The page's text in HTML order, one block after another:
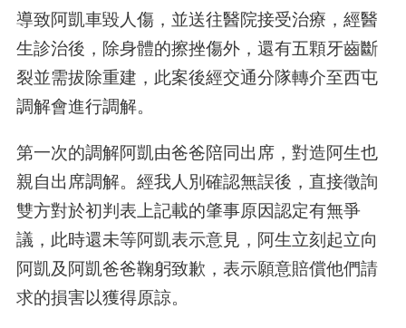
導致阿凱車毀人傷，並送往醫院接受治療，經醫
生診治後，除身體的擦挫傷外，還有五顆牙齒斷
裂並需拔除重建，此案後經交通分隊轉介至西屯
調解會進行調解。
第一次的調解阿凱由爸爸陪同出席，對造阿生也
親自出席調解。經我人別確認無誤後，直接徵詢
雙方對於初判表上記載的肇事原因認定有無爭
議，此時還未等阿凱表示意見，阿生立刻起立向
阿凱及阿凱爸爸鞠躬致歉，表示願意賠償他們請
求的損害以獲得原諒。